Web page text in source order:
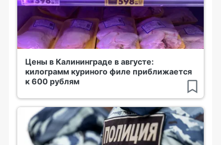
Цены в Калининграде в августе:
килограмм куриного филе приближается
к 600 рублям